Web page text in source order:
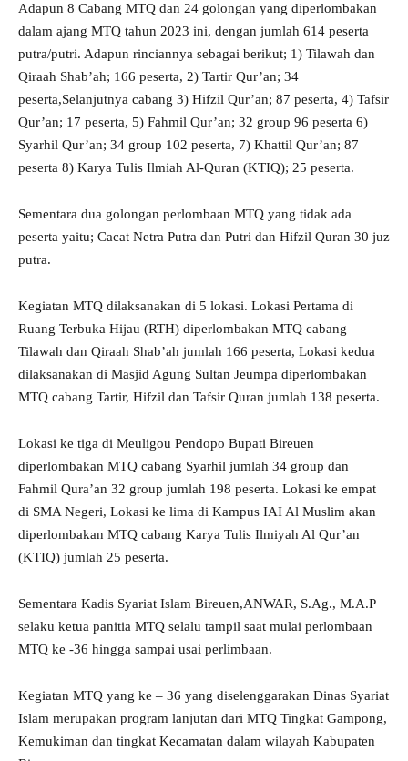
Adapun 8 Cabang MTQ dan 24 golongan yang diperlombakan
dalam ajang MTQ tahun 2023 ini, dengan jumlah 614 peserta
putra/putri. Adapun rinciannya sebagai berikut; 1) Tilawah dan
Qiraah Shab’ah; 166 peserta, 2) Tartir Qur’an; 34
peserta,Selanjutnya cabang 3) Hifzil Qur’an; 87 peserta, 4) Tafsir
Qur’an; 17 peserta, 5) Fahmil Qur’an; 32 group 96 peserta 6)
Syarhil Qur’an; 34 group 102 peserta, 7) Khattil Qur’an; 87
peserta 8) Karya Tulis Ilmiah Al-Quran (KTIQ); 25 peserta.
Sementara dua golongan perlombaan MTQ yang tidak ada
peserta yaitu; Cacat Netra Putra dan Putri dan Hifzil Quran 30 juz
putra.
Kegiatan MTQ dilaksanakan di 5 lokasi. Lokasi Pertama di
Ruang Terbuka Hijau (RTH) diperlombakan MTQ cabang
Tilawah dan Qiraah Shab’ah jumlah 166 peserta, Lokasi kedua
dilaksanakan di Masjid Agung Sultan Jeumpa diperlombakan
MTQ cabang Tartir, Hifzil dan Tafsir Quran jumlah 138 peserta.
Lokasi ke tiga di Meuligou Pendopo Bupati Bireuen
diperlombakan MTQ cabang Syarhil jumlah 34 group dan
Fahmil Qura’an 32 group jumlah 198 peserta. Lokasi ke empat
di SMA Negeri, Lokasi ke lima di Kampus IAI Al Muslim akan
diperlombakan MTQ cabang Karya Tulis Ilmiyah Al Qur’an
(KTIQ) jumlah 25 peserta.
Sementara Kadis Syariat Islam Bireuen,ANWAR, S.Ag., M.A.P
selaku ketua panitia MTQ selalu tampil saat mulai perlombaan
MTQ ke -36 hingga sampai usai perlimbaan.
Kegiatan MTQ yang ke – 36 yang diselenggarakan Dinas Syariat
Islam merupakan program lanjutan dari MTQ Tingkat Gampong,
Kemukiman dan tingkat Kecamatan dalam wilayah Kabupaten